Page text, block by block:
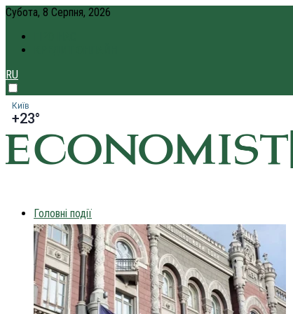
Субота, 8 Серпня, 2026
RU
Київ
+23°
Головні події